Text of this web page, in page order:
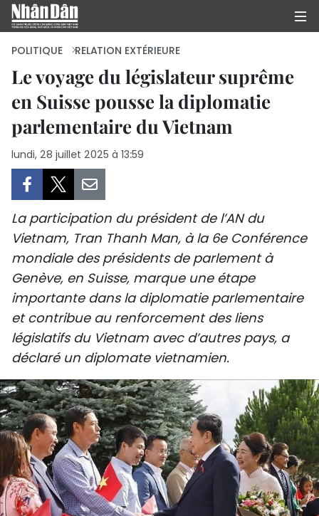
PAGE D'ACCUEIL
POLITIQUE
CULTURE
TOURISME
ENVIRONNEMENT
SPORT
PAYS NATAL
INTERNATIONAL
MÉGASTORIE
INFOGRAPHIE
POLITIQUE RELATION EXTÉRIEURE
Le voyage du législateur suprême
en Suisse pousse la diplomatie
parlementaire du Vietnam
lundi, 28 juillet 2025 à 13:59
La participation du président de l’AN du
Vietnam, Tran Thanh Man, à la 6e Conférence
mondiale des présidents de parlement à
Genève, en Suisse, marque une étape
importante dans la diplomatie parlementaire
et contribue au renforcement des liens
législatifs du Vietnam avec d’autres pays, a
déclaré un diplomate vietnamien.